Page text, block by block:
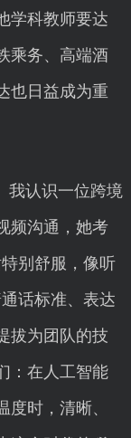
学科教师要达
乘务、高端酒
也日益成为重
我认识一位跨境
频沟通，她考
别舒服，像听
话标准、表达
拔为团队的技
：在人工智能
时，清晰、